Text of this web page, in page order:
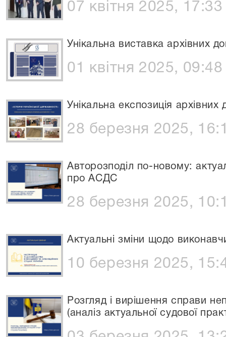
07 квітня 2025, 17:33
Унікальна виставка архівних
01 квітня 2025, 09:48
Унікальна експозиція
28 березня 2025,
Авторозподіл по-новому:
про АСДС
28 березня 2025,
Актуальні зміни щодо
10 березня 2025,
Розгляд і вирішення справи
(аналіз актуальної судової